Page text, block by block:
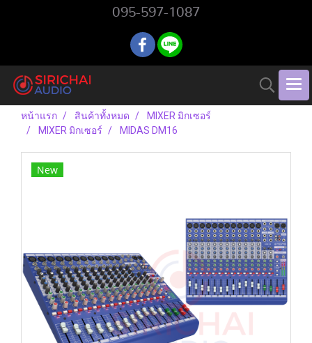
095-597-1087
หน้าแรก สินค้าทั้งหมด
MIXER มิกเซอร์
MIXER มิกเซอร์
MIDAS DM16
New